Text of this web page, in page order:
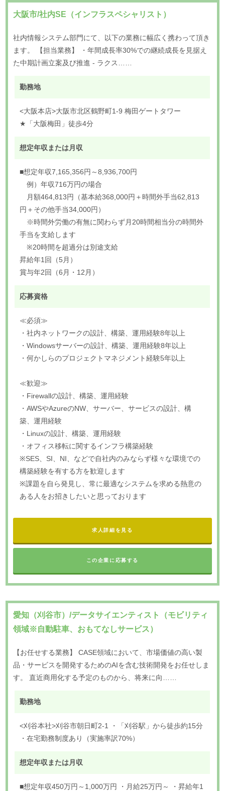
大阪市/社内SE（インフラスペシャリスト）
社内情報システム部門にて、以下の業務に幅広く携わって頂き
ます。 【担当業務】 ・年間成長率30%での継続成長を見据え
た中期計画立案及び推進 - ラクス……
勤務地
<大阪本店>大阪市北区鶴野町1-9 梅田ゲートタワー
★「大阪梅田」徒歩4分
想定年収または月収
■想定年収7,165,356円～8,936,700円
例）年収716万円の場合
月額464,813円（基本給368,000円＋時間外手当62,813
円＋その他手当34,000円）
※時間外労働の有無に関わらず月20時間相当分の時間外
手当を支給します
※20時間を超過分は別途支給
昇給年1回（5月）
賞与年2回（6月・12月）
応募資格
≪必須≫
・社内ネットワークの設計、構築、運用経験8年以上
・Windowsサーバーの設計、構築、運用経験8年以上
・何かしらのプロジェクトマネジメント経験5年以上
≪歓迎≫
・Firewallの設計、構築、運用経験
・AWSやAzureのNW、サーバー、サービスの設計、構
築、運用経験
・Linuxの設計、構築、運用経験
・オフィス移転に関するインフラ構築経験
※SES、SI、NI、などで自社内のみならず様々な環境での
構築経験を有する方を歓迎します
※課題を自ら発見し、常に最適なシステムを求める熱意の
ある人をお招きしたいと思っております
求人詳細を見る
この企業に応募する
愛知（刈谷市）/データサイエンティスト（モビリティ
領域※自動駐車、おもてなしサービス）
【お任せする業務】 CASE領域において、市場価値の高い製
品・サービスを開発するためのAIを含む技術開発をお任せしま
す。 直近商用化する予定のものから、将来に向……
勤務地
<刈谷本社>刈谷市朝日町2-1 ・「刈谷駅」から徒歩約15分
・在宅勤務制度あり（実施率訳70%）
想定年収または月収
■想定年収450万円～1,000万円 ・月給25万円～ ・昇給年1